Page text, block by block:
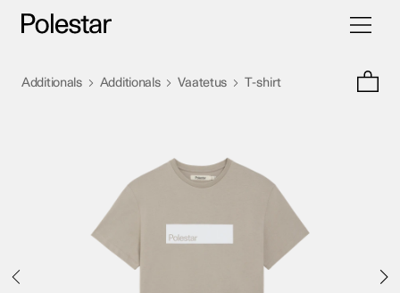
Siirry
Vaihda
Additionals > Additionals > Vaatetus > T-shirt